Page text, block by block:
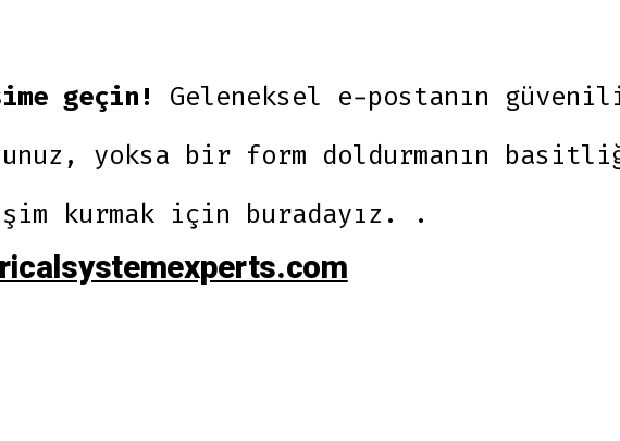
geçin!
Geleneksel e-postanın
yoksa bir form doldurmanın
kurmak için buradayız. .